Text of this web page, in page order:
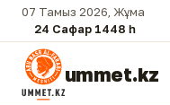
07 Тамыз 2026, Жұма
24 Сафар 1448 һ.
ummet.kz